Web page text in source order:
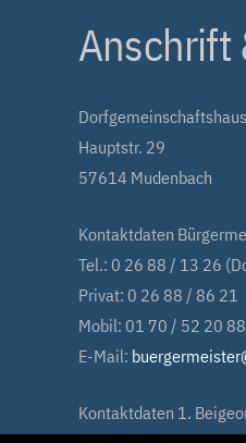
Anschrift
Hauptstr. 29
57614 Mudenbach
Kontaktdaten
Tel.: 0 26 88 / 13 26
Privat: 0 26 88 / 86 21
Mobil: 01 70 / 52 20
E-Mail:
Kontaktdaten 1.